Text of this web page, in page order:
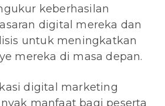
keberhasilan
digital mereka dan
untuk meningkatkan
mereka di masa depan.
digital marketing
manfaat bagi peserta